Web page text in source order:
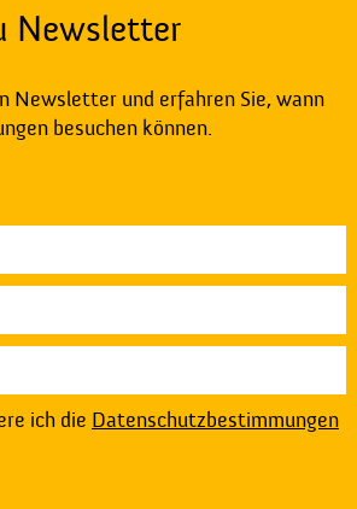
Newsletter
Newsletter und erfahren Sie, wann
besuchen können.
ich die Datenschutzbestimmungen